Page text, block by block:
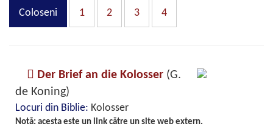
Coloseni 1 2 3 4
Der Brief an die Kolosser (G.
de Koning)
Locuri din Biblie: Kolosser
Notă: acesta este un link către un site web extern.